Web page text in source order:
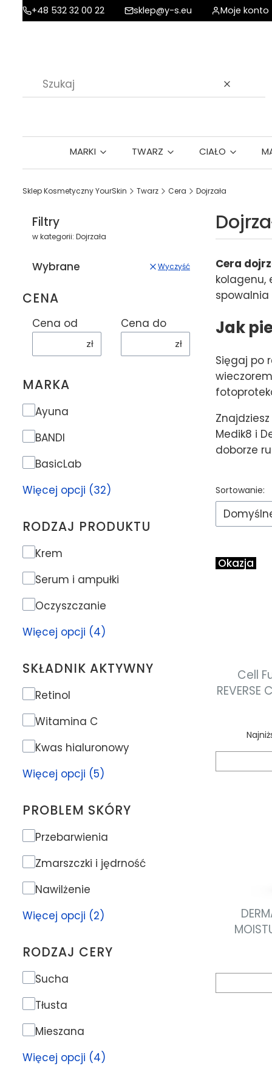
+48 532 32 00 22 sklep@y-s.eu Moje konto
Wyczyść
MARKI TWARZ CIAŁO
Sklep Kosmetyczny YourSkin Twarz Cera Dojrzała
Filtry
w kategorii: Dojrzała
Wybrane Wyczyść
CENA
Cena od
zł
Cena do
zł
MARKA
Marka
Ayuna
BANDI
BasicLab
Więcej opcji (32)
RODZAJ PRODUKTU
Rodzaj produktu
Krem
Serum i ampułki
Oczyszczanie
Więcej opcji (4)
SKŁADNIK AKTYWNY
Składnik aktywny
Retinol
Witamina C
Kwas hialuronowy
Więcej opcji (5)
PROBLEM SKÓRY
Problem skóry
Przebarwienia
Zmarszczki i jędrność
Nawilżenie
Więcej opcji (2)
RODZAJ CERY
Rodzaj cery
Sucha
Tłusta
Mieszana
Więcej opcji (4)
Cera
kolagenu,
spowalnia
Jak
Sięgaj po
Medik8 i
doborze
Lista
Sortowanie:
Okazja
Cell
REVERSE